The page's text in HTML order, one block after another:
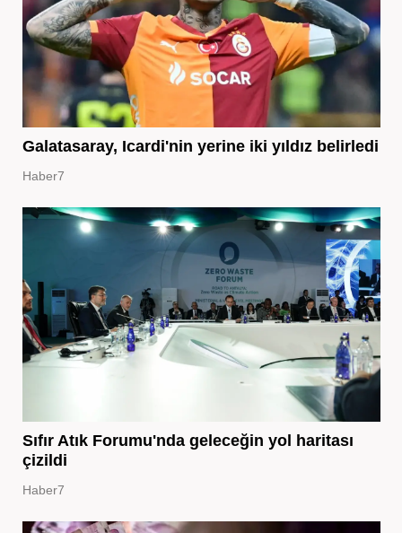
Galatasaray, Icardi'nin yerine iki yıldız belirledi
Haber7
Sıfır Atık Forumu'nda geleceğin yol haritası
çizildi
Haber7